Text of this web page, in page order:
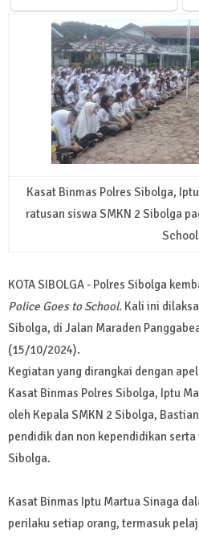
Kasat Binmas Polres Sibolga,
ratusan siswa SMKN 2 Sibolga
School
KOTA SIBOLGA - Polres Sibolga
Police Goes to School. Kali ini
Sibolga, di Jalan Maraden
(15/10/2024).
Kegiatan yang dirangkai dengan
Kasat Binmas Polres Sibolga, Iptu
oleh Kepala SMKN 2 Sibolga,
pendidik dan non kependidikan
Sibolga.
Kasat Binmas Iptu Martua Sinaga
perilaku setiap orang, termasuk